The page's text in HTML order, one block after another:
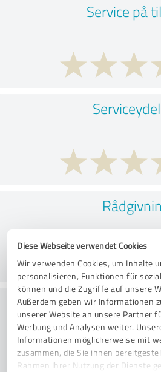
Diese Webseite verwendet Cookies
Wir verwenden Cookies, um Inhalte
personalisieren, Funktionen für
können und die Zugriffe auf unsere
Außerdem geben wir Informationen
unserer Website an unsere Partner
Werbung und Analysen weiter.
Informationen möglicherweise mit
zusammen, die Sie ihnen
Rahmen Ihrer Nutzung der Dienste
Service på